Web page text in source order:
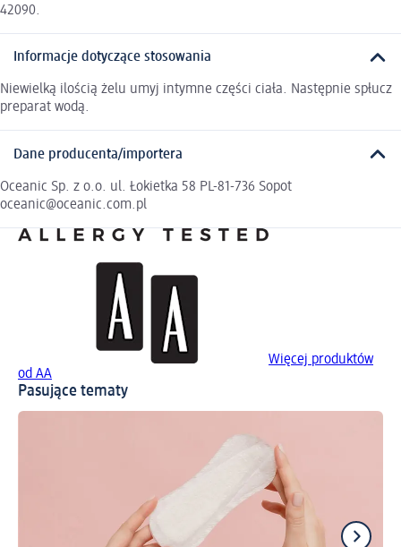
42090.
Informacje dotyczące stosowania
Niewielką ilością żelu umyj intymne części ciała. Następnie spłucz
preparat wodą.
Dane producenta/importera
Oceanic Sp. z o.o. ul. Łokietka 58 PL-81-736 Sopot
oceanic@oceanic.com.pl
Więcej produktów
od AA
Pasujące tematy